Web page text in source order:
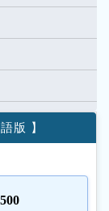
版 】